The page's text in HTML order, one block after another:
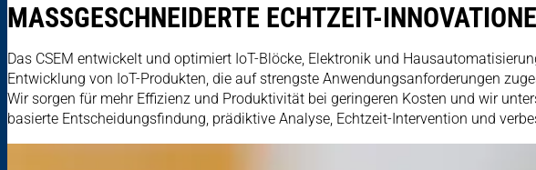
MASSGESCHNEIDERTE ECHTZEIT-
Das CSEM entwickelt und optimiert IoT-Blöcke, Elektronik und
Entwicklung von IoT-Produkten, die auf strengste Anwendungsanforderungen
Wir sorgen für mehr Effizienz und Produktivität bei geringeren Kosten und wir
basierte Entscheidungsfindung, prädiktive Analyse, Echtzeit-Intervention und